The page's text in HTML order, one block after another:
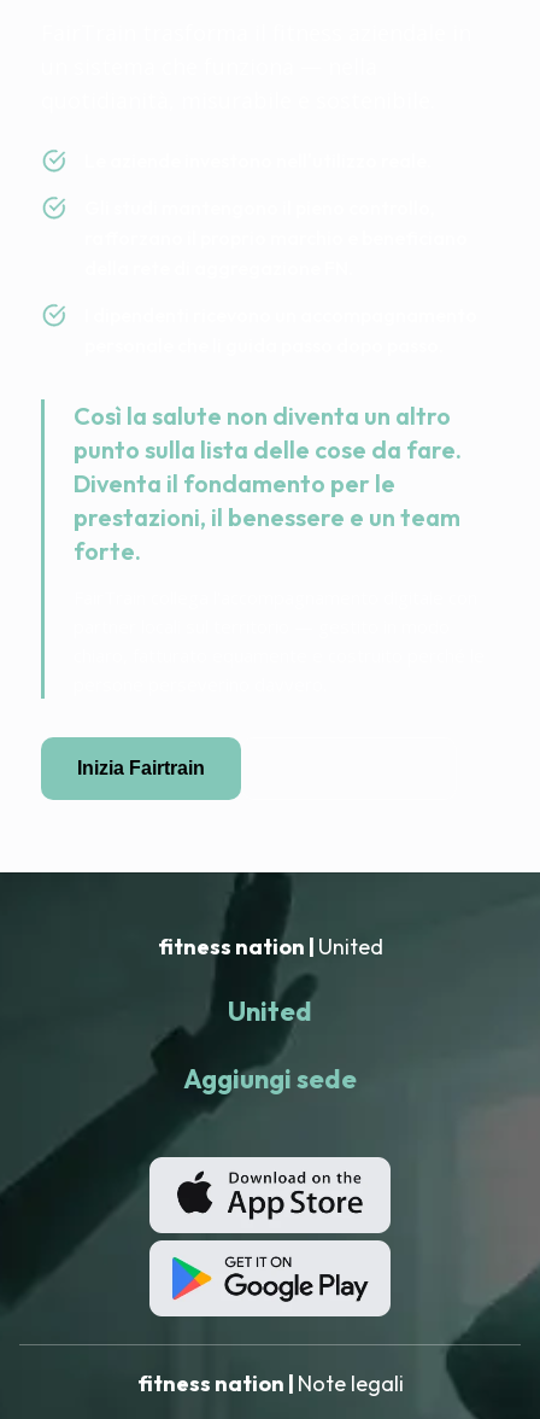
Così la salute non diventa un altro
punto sulla lista delle cose da fare.
Diventa il fondamento per le
prestazioni, il benessere e un team
forte.
Inizia Fairtrain
fitness nation | United
United
Aggiungi sede
fitness nation | Note legali